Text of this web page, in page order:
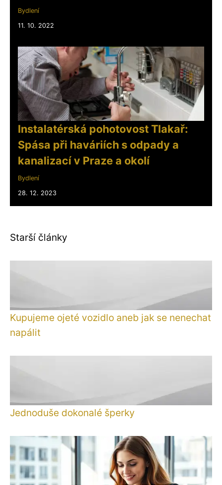
Bydlení
11. 10. 2022
Instalatérská pohotovost Tlakař:
Spása při haváriích s odpady a
kanalizací v Praze a okolí
Bydlení
28. 12. 2023
Starší články
Kupujeme ojeté vozidlo aneb jak se nenechat
napálit
Jednoduše dokonalé šperky